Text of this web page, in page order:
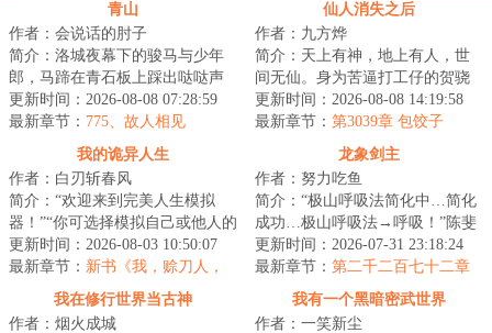
青山
作者：会说话的肘子
简介：洛城夜幕下的骏马与少年
郎，马蹄在青石板上踩出哒哒声
响。他仿佛说书先生故事中的人
物，从云瀑中来...
更新时间：2026-08-08 07:28:59
最新章节： 775、故人相见
仙人消失之后
作者：九方烨
简介：天上有神，地上有人，世
间无仙。身为苦逼打工仔的贺骁
穿越为本界的官二代，原以为就
此开启锦衣玉食...
更新时间：2026-08-08 14:19:58
最新章节： 第3039章 包饺子
我的诡异人生
作者：白刃斩春风
简介：“欢迎来到完美人生模拟
器！”“你可选择模拟自己或他人的
人生，以此寻求诸多人生难题的
解决方案！...
更新时间：2026-08-03 10:50:07
最新章节： 新书《我，赊刀人，
斗鬼神》已发
龙象剑主
作者：努力吃鱼
简介：“极山呼吸法简化中…简化
成功…极山呼吸法→呼吸！”陈斐
深吸了一口气。“极山呼吸法经验
值+。”...
更新时间：2026-07-31 23:18:24
最新章节： 第二千二百七十二章
至强者
我在修行世界当古神
作者：烟火成城
我有一个黑暗密武世界
作者：一笑新尘